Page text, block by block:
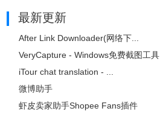
最新更新
After Link Downloader(网络下...
VeryCapture - Windows免费截图工具
iTour chat translation - ...
微博助手
虾皮卖家助手Shopee Fans插件